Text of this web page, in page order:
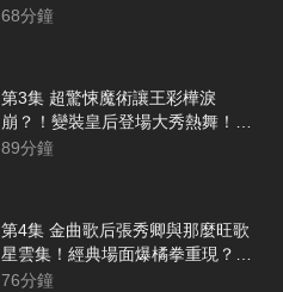
我！
68分鐘
第3集 超驚悚魔術讓王彩樺淚
崩？！變裝皇后登場大秀熱舞！科
技結合火舞的精彩表演？！
89分鐘
第4集 金曲歌后張秀卿與那麼旺歌
星雲集！經典場面爆橘拳重現？！
各式特技表演、肌肉猛男單槓秀！
76分鐘